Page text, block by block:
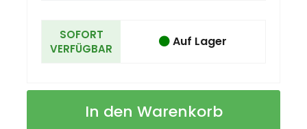
SOFORT
VERFÜGBAR
Auf Lager
Schlüsselanhänger
Auf
In den Warenkorb